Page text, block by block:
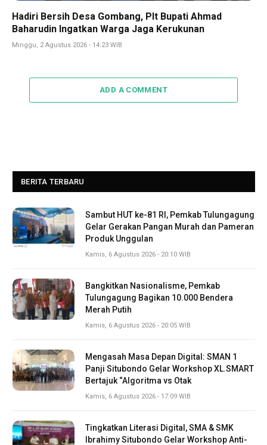
Hadiri Bersih Desa Gombang, Plt Bupati Ahmad
Baharudin Ingatkan Warga Jaga Kerukunan
Minggu, 2 Agustus 2026 - 14:23 WIB
ADD A COMMENT
BERITA TERBARU
Sambut HUT ke-81 RI, Pemkab Tulungagung
Gelar Gerakan Pangan Murah dan Pameran
Produk Unggulan
Kamis, 6 Agustus 2026 - 20:10 WIB
Bangkitkan Nasionalisme, Pemkab
Tulungagung Bagikan 10.000 Bendera
Merah Putih
Kamis, 6 Agustus 2026 - 20:05 WIB
Mengasah Masa Depan Digital: SMAN 1
Panji Situbondo Gelar Workshop XL.SMART
Bertajuk “Algoritma vs Otak
Kamis, 6 Agustus 2026 - 17:09 WIB
Tingkatkan Literasi Digital, SMA & SMK
Ibrahimy Situbondo Gelar Workshop Anti-